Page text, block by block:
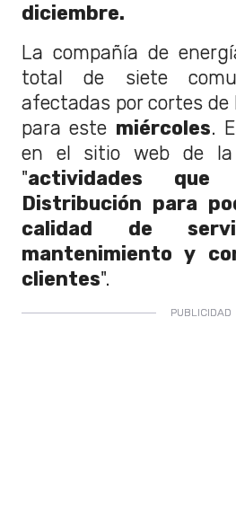
diciembre.
La compañía de
total de siete
afectadas por cortes de
para este miércoles.
en el sitio web de la
"actividades que
Distribución para
calidad de
mantenimiento y
clientes".